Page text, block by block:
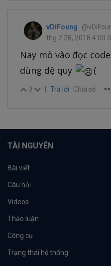
vDiFoung
thg 2 28, 2018 4:00
Nay mò vào đọc
dùng đệ quy
(
0 Trả lời Chia sẻ
TÀI NGUYÊN
Bài viết
Câu hỏi
Videos
Thảo luận
Công cụ
Trạng thái hệ thống